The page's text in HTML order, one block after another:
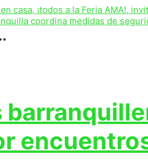
casa, ¡todos a la Feria AMA!,
coordina medidas de